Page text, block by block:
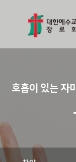
호흡이 있는 자